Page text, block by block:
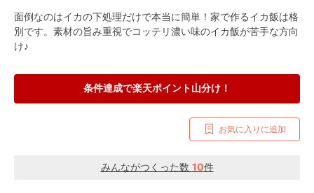
面倒なのはイカの下処理だけで本当に簡単！家で作るイカ飯は格
別です。素材の旨み重視でコッテリ濃い味のイカ飯が苦手な方向
け♪
条件達成で楽天ポイント山分け！
お気に入りに追加
みんながつくった数 10件